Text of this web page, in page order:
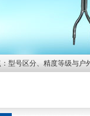
型号区分、精度等级与户